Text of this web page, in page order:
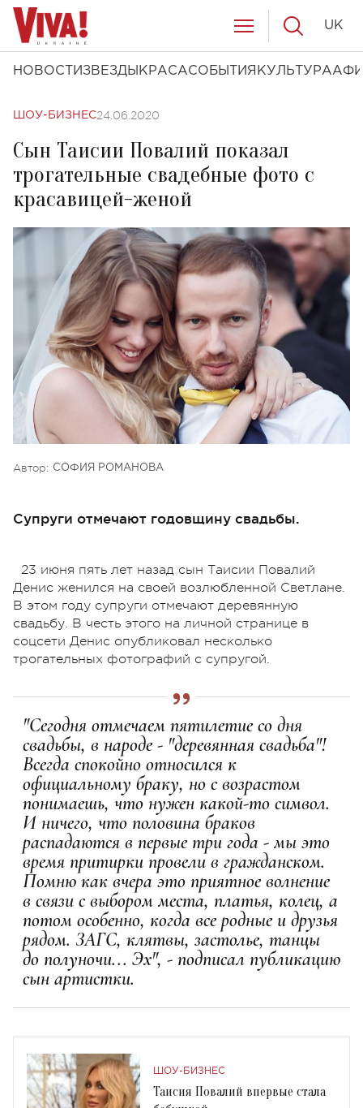
НОВОСТИ ЗВЕЗДЫ КРАСАСОБЫТИЯ КУЛЬТУРА
UK
ШОУ-БИЗНЕС24.06.2020
Сын Таисии Повалий показал
трогательные свадебные фото с
красавицей-женой
Автор: СОФИЯ РОМАНОВА
Супруги отмечают годовщину свадьбы.
23 июня пять лет назад сын Таисии Повалий
Денис женился на своей возлюбленной Светлане.
В этом году супруги отмечают деревянную
свадьбу. В честь этого на личной странице в
соцсети Денис опубликовал несколько
трогательных фотографий с супругой.
"Сегодня отмечаем пятилетие со дня
свадьбы, в народе - "деревянная свадьба"!
Всегда спокойно относился к
официальному браку, но с возрастом
понимаешь, что нужен какой-то символ.
И ничего, что половина браков
распадаются в первые три года - мы это
время притирки провели в гражданском.
Помню как вчера это приятное волнение
в связи с выбором места, платья, колец, а
потом особенно, когда все родные и друзья
рядом. ЗАГС, клятвы, застолье, танцы
до полуночи... Эх", - подписал публикацию
сын артистки.
ШОУ-БИЗНЕС
Таисия Повалий впервые стала